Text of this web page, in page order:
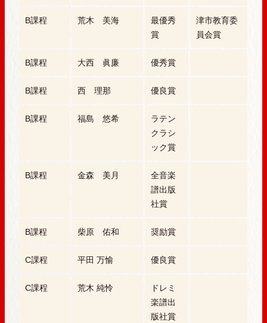
B課程 荒木 美海
最優秀
賞
津市教育委
員会賞
B課程 大西 眞廉 優秀賞
B課程 西 理那 優良賞
B課程 福島 悠希
ラテン
クラシ
ック賞
B課程 金森 美月
全音楽
譜出版
社賞
B課程 柴原 佑和 奨励賞
C課程 平田 万愉 優良賞
C課程 荒木 純怜
ドレミ
楽譜出
版社賞